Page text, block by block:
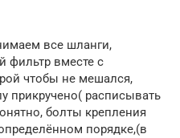
все шланги,
фильтр вместе с
чтобы не мешался,
прикручено( расписывать
болты крепления
порядке,(в